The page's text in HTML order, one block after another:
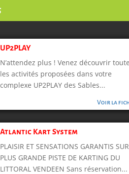
UP2PLAY
N’attendez plus ! Venez découvrir
les activités proposées dans votre
complexe UP2PLAY des Sables...
Voir la
Atlantic Kart System
PLAISIR ET SENSATIONS GARANTIS
PLUS GRANDE PISTE DE KARTING DU
LITTORAL VENDEEN Sans réservation...